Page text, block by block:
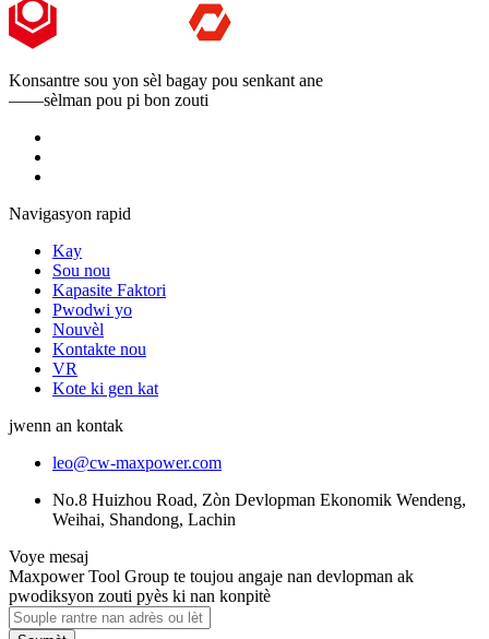
Konsantre sou yon sèl bagay pou senkant ane
——sèlman pou pi bon zouti
Navigasyon rapid
Kay
Sou nou
Kapasite Faktori
Pwodwi yo
Nouvèl
Kontakte nou
VR
Kote ki gen kat
jwenn an kontak
leo@cw-maxpower.com
No.8 Huizhou Road, Zòn Devlopman Ekonomik Wendeng,
Weihai, Shandong, Lachin
Voye mesaj
Maxpower Tool Group te toujou angaje nan devlopman ak
pwodiksyon zouti pyès ki nan konpitè